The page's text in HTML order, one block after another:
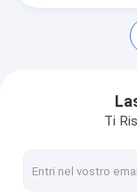
Richieda una
Chip di RGB
Chip della luce
Ti